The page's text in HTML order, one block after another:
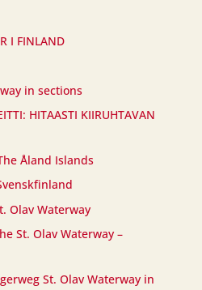
I FINLAND
in sections
HITAASTI KIIRUHTAVAN
Åland Islands
Olav Waterway
St. Olav Waterway –
St. Olav Waterway in